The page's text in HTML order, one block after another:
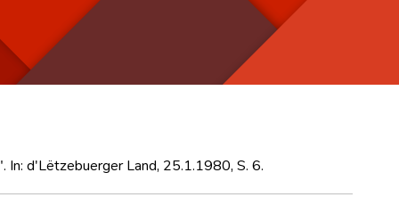
In: d'Lëtzebuerger Land, 25.1.1980, S. 6.